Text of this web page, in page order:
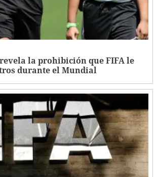
la prohibición que FIFA le
durante el Mundial